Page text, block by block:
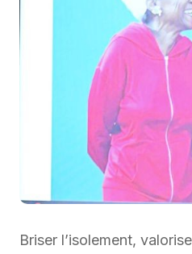
Briser l’isolement,